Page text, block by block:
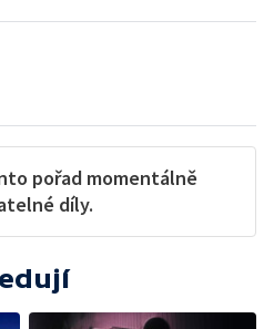
pořad momentálně
díly.